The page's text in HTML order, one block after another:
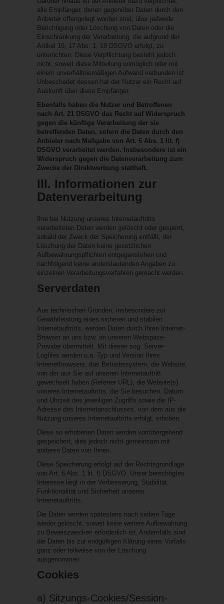
alle Empfänger, denen gegenüber Daten durch den
Anbieter offengelegt worden sind, über jedwede
Berichtigung oder Löschung von Daten oder die
Einschränkung der Verarbeitung, die aufgrund der
Artikel 16, 17 Abs. 1, 18 DSGVO erfolgt, zu
unterrichten. Diese Verpflichtung besteht jedoch
nicht, soweit diese Mitteilung unmöglich oder mit
einem unverhältnismäßigen Aufwand verbunden ist.
Unbeschadet dessen hat der Nutzer ein Recht auf
Auskunft über diese Empfänger.
Ebenfalls haben die Nutzer und Betroffenen
nach Art. 21 DSGVO das Recht auf Widerspruch
gegen die künftige Verarbeitung der sie
betreffenden Daten, sofern die Daten durch den
Anbieter nach Maßgabe von Art. 6 Abs. 1 lit. f)
DSGVO verarbeitet werden. Insbesondere ist ein
Widerspruch gegen die Datenverarbeitung zum
Zwecke der Direktwerbung statthaft.
III. Informationen zur
Datenverarbeitung
Ihre bei Nutzung unseres Internetauftritts
verarbeiteten Daten werden gelöscht oder gesperrt,
sobald der Zweck der Speicherung entfällt, der
Löschung der Daten keine gesetzlichen
Aufbewahrungspflichten entgegenstehen und
nachfolgend keine anderslautenden Angaben zu
einzelnen Verarbeitungsverfahren gemacht werden.
Serverdaten
Aus technischen Gründen, insbesondere zur
Gewährleistung eines sicheren und stabilen
Internetauftritts, werden Daten durch Ihren Internet-
Browser an uns bzw. an unseren Webspace-
Provider übermittelt. Mit diesen sog. Server-
Logfiles werden u.a. Typ und Version Ihres
Internetbrowsers, das Betriebssystem, die Website,
von der aus Sie auf unseren Internetauftritt
gewechselt haben (Referrer URL), die Website(s)
unseres Internetauftritts, die Sie besuchen, Datum
und Uhrzeit des jeweiligen Zugriffs sowie die IP-
Adresse des Internetanschlusses, von dem aus die
Nutzung unseres Internetauftritts erfolgt, erhoben.
Diese so erhobenen Daten werden vorrübergehend
gespeichert, dies jedoch nicht gemeinsam mit
anderen Daten von Ihnen.
Diese Speicherung erfolgt auf der Rechtsgrundlage
von Art. 6 Abs. 1 lit. f) DSGVO. Unser berechtigtes
Interesse liegt in der Verbesserung, Stabilität,
Funktionalität und Sicherheit unseres
Internetauftritts.
Die Daten werden spätestens nach sieben Tage
wieder gelöscht, soweit keine weitere Aufbewahrung
zu Beweiszwecken erforderlich ist. Andernfalls sind
die Daten bis zur endgültigen Klärung eines Vorfalls
ganz oder teilweise von der Löschung
ausgenommen.
Cookies
a) Sitzungs-Cookies/Session-